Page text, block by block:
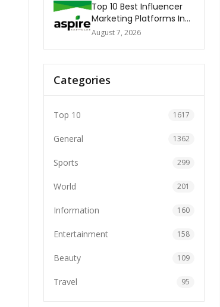
Top 10 Best Influencer
Marketing Platforms In
The World 2026
August 7, 2026
Categories
Top 10 1617
General 1362
Sports 299
World 201
Information 160
Entertainment 158
Beauty 109
Travel 95